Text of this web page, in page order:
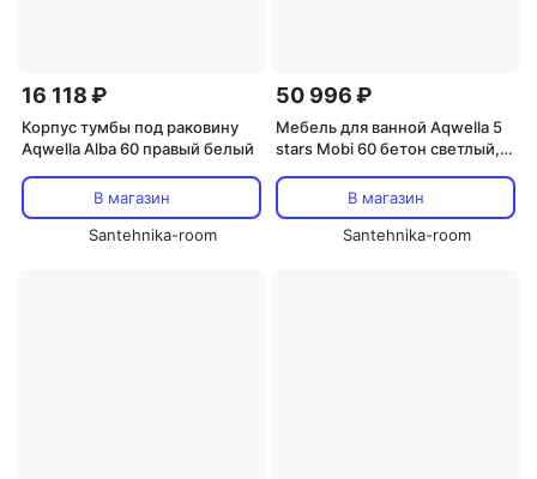
16 118 ₽
Корпус тумбы под раковину
Aqwella Alba 60 правый белый
В магазин
Santehnika-room
50 996 ₽
Мебель для ванной Aqwella 5
stars Mobi 60 бетон светлый,
В магазин
Santehnika-room